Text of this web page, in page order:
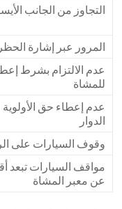
التجاوز من الجانب
المرور عبر إشارة
عدم الالتزام بشرط
للمشاة
عدم إعطاء حق
الدوار
وقوف السيارات على
عن معبر المشاة